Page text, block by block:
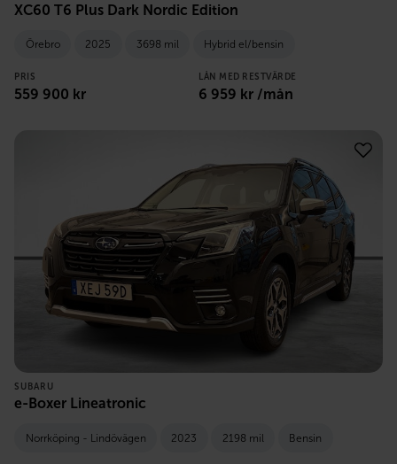
XC60 T6 Plus Dark Nordic Edition
Örebro 2025 3698 mil Hybrid el/bensin
PRIS
559 900 kr
LÅN MED RESTVÄRDE
6 959 kr /mån
SUBARU
e-Boxer Lineatronic
Norrköping - Lindövägen 2023 2198 mil Bensin